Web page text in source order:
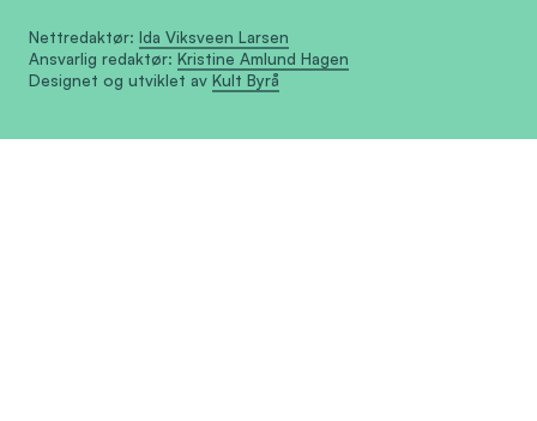
Nettredaktør: Ida Viksveen Larsen
Ansvarlig redaktør: Kristine Amlund Hagen
Designet og utviklet av Kult Byrå